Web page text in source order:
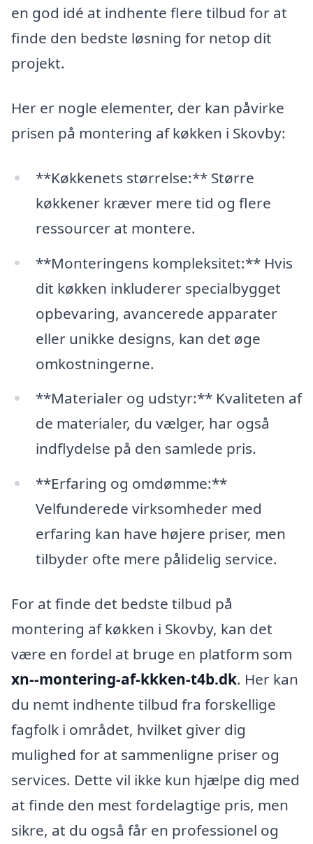
en god idé at indhente flere tilbud for at
finde den bedste løsning for netop dit
projekt.
Her er nogle elementer, der kan påvirke
prisen på montering af køkken i Skovby:
**Køkkenets størrelse:** Større
køkkener kræver mere tid og flere
ressourcer at montere.
**Monteringens kompleksitet:** Hvis
dit køkken inkluderer specialbygget
opbevaring, avancerede apparater
eller unikke designs, kan det øge
omkostningerne.
**Materialer og udstyr:** Kvaliteten af
de materialer, du vælger, har også
indflydelse på den samlede pris.
**Erfaring og omdømme:**
Velfunderede virksomheder med
erfaring kan have højere priser, men
tilbyder ofte mere pålidelig service.
For at finde det bedste tilbud på
montering af køkken i Skovby, kan det
være en fordel at bruge en platform som
xn--montering-af-kkken-t4b.dk. Her kan
du nemt indhente tilbud fra forskellige
fagfolk i området, hvilket giver dig
mulighed for at sammenligne priser og
services. Dette vil ikke kun hjælpe dig med
at finde den mest fordelagtige pris, men
sikre, at du også får en professionel og